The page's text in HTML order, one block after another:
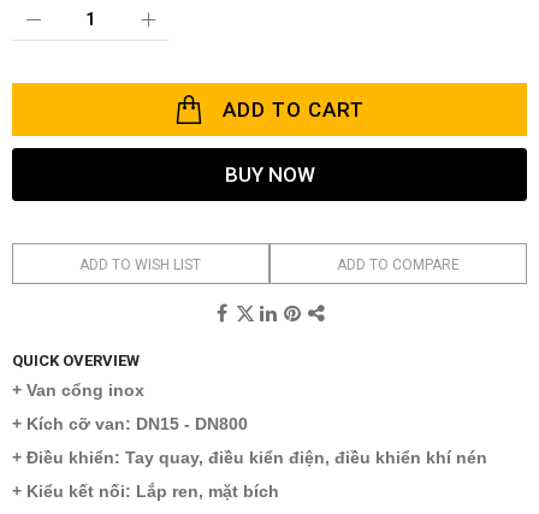
ADD TO CART
BUY NOW
ADD TO WISH LIST ADD TO COMPARE
QUICK OVERVIEW
+ Van cổng inox
+ Kích cỡ van: DN15 - DN800
+ Điều khiển: Tay quay, điều kiển điện, điều khiển khí nén
+ Kiểu kết nối: Lắp ren, mặt bích